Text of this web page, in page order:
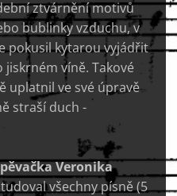
ztvárnění motivů
bublinky vzduchu, v
pokusilkytarouvyjádřit
víně. Takové
uplatnil ve své úpravě
straší duch -
Veronika
všechny písně (5